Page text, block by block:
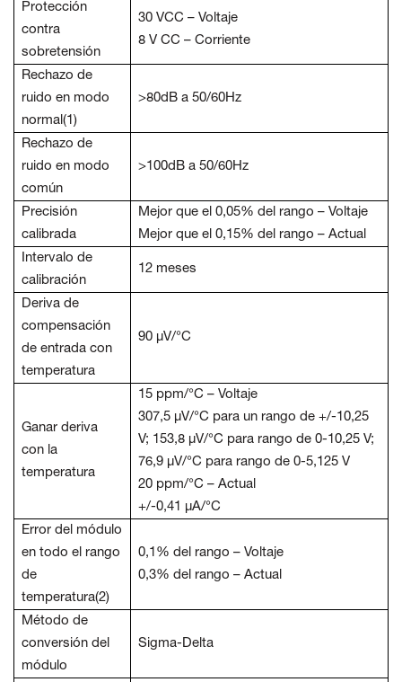
Protección
contra
sobretensión
30 VCC – Voltaje
8 V CC – Corriente
Rechazo de
ruido en modo
normal(1)
>80dB a 50/60Hz
Rechazo de
ruido en modo
común
>100dB a 50/60Hz
Precisión
calibrada
Mejor que el 0,05% del rango – Voltaje
Mejor que el 0,15% del rango – Actual
Intervalo de
calibración
12 meses
Deriva de
compensación
de entrada con
temperatura
90 µV/°C
Ganar deriva
con la
temperatura
15 ppm/°C – Voltaje
307,5 µV/°C para un rango de +/-10,25
V; 153,8 µV/°C para rango de 0-10,25 V;
76,9 µV/°C para rango de 0-5,125 V
20 ppm/°C – Actual
+/-0,41 µA/°C
Error del módulo
en todo el rango
de
temperatura(2)
0,1% del rango – Voltaje
0,3% del rango – Actual
Método de
conversión del
módulo
Sigma-Delta